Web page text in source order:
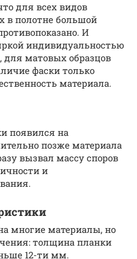
для всех видов
полотне большой
И
индивидуальностью
матовых образцов
фаски только
материала.
появился на
позже материала
вызвал массу споров
и
многие материалы, но
толщина планки
12-ти мм.